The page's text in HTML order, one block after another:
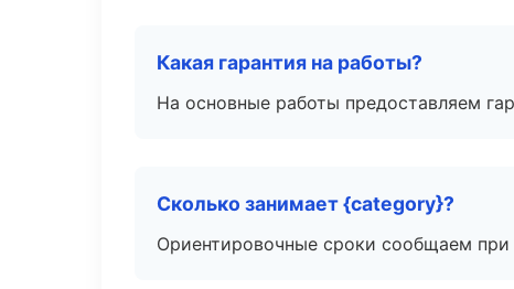
Какая гарантия на работы?
На основные работы предоставляем
Сколько занимает {category}?
Ориентировочные сроки сообщаем